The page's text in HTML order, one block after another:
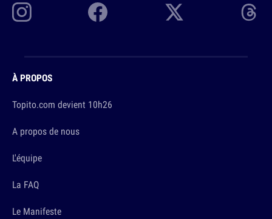
À PROPOS
Topito.com devient 10h26
A propos de nous
L'équipe
La FAQ
Le Manifeste